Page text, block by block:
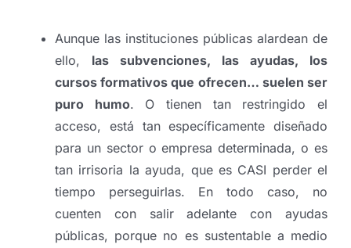
Aunque las instituciones públicas alardean de
ello, las subvenciones, las ayudas, los
cursos formativos que ofrecen… suelen ser
puro humo. O tienen tan restringido el
acceso, está tan específicamente diseñado
para un sector o empresa determinada, o es
tan irrisoria la ayuda, que es CASI perder el
tiempo perseguirlas. En todo caso, no
cuenten con salir adelante con ayudas
públicas, porque no es sustentable a medio